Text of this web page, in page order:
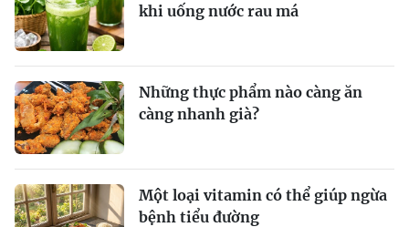
khi uống nước rau má
Những thực phẩm nào càng ăn
càng nhanh già?
Một loại vitamin có thể giúp ngừa
bệnh tiểu đường